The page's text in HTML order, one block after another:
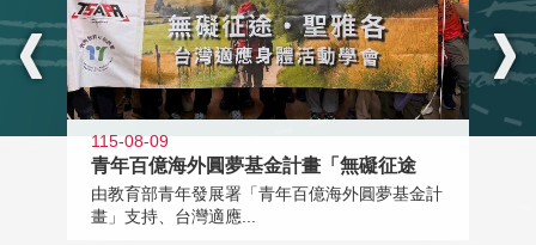
115-08-09
青年百億海外圓夢基金計畫「無礙征途
由教育部青年發展署「青年百億海外圓夢基金計
畫」支持、台灣適應...